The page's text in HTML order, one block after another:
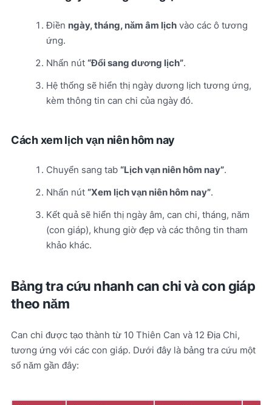
Điền ngày, tháng, năm âm lịch vào các ô tương
ứng.
Nhấn nút “Đổi sang dương lịch”.
Hệ thống sẽ hiển thị ngày dương lịch tương ứng,
kèm thông tin can chi của ngày đó.
Cách xem lịch vạn niên hôm nay
Chuyển sang tab “Lịch vạn niên hôm nay”.
Nhấn nút “Xem lịch vạn niên hôm nay”.
Kết quả sẽ hiển thị ngày âm, can chi, tháng, năm
(con giáp), khung giờ đẹp và các thông tin tham
khảo khác.
Bảng tra cứu nhanh can chi và con giáp
theo năm
Can chi được tạo thành từ 10 Thiên Can và 12 Địa Chi,
tương ứng với các con giáp. Dưới đây là bảng tra cứu một
số năm gần đây: